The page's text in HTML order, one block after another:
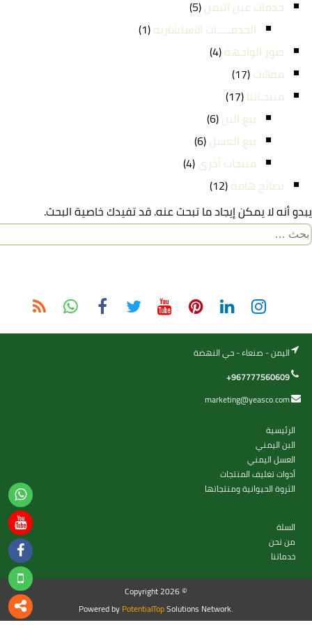
خدمات عين اليمن(5)
الخدمـــــات الاستشارية(1)
صور الواجهة(4)
مقالات(17)
منتجـاتنا (17)
بيع البن(6)
بيع العسل(6)
منتجات أخرى(4)
نصائح هامة(12)
يبدو أنه لا يمكن إيجاد ما تبحث عنه. قد تفيدك خاصية البحث.
البحث
اليمن - صنعاء - حي النهضة
+967777560609
marketing@yeasco.com
الرئيسية
البن اليمني
العسل اليمني
أدوات تغليف المنتجات
الثروة الحيوانية ومنتجاتها
السلة
من نحن
خدماتنا
Copyright 2026 ©
Powered byPotentialTopSolutions Network.